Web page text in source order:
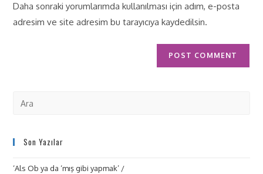
Daha sonraki yorumlarımda kullanılması için adım, e-posta
adresim ve site adresim bu tarayıcıya kaydedilsin.
Son Yazılar
‘Als Ob ya da ‘mış gibi yapmak’ /